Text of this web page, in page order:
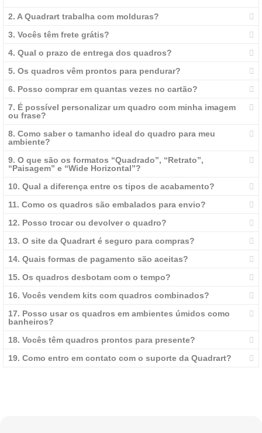
2. A Quadrart trabalha com molduras?
3. Vocês têm frete grátis?
4. Qual o prazo de entrega dos quadros?
5. Os quadros vêm prontos para pendurar?
6. Posso comprar em quantas vezes no cartão?
7. É possível personalizar um quadro com minha imagem
ou frase?
8. Como saber o tamanho ideal do quadro para meu
ambiente?
9. O que são os formatos “Quadrado”, “Retrato”,
“Paisagem” e “Wide Horizontal”?
10. Qual a diferença entre os tipos de acabamento?
11. Como os quadros são embalados para envio?
12. Posso trocar ou devolver o quadro?
13. O site da Quadrart é seguro para compras?
14. Quais formas de pagamento são aceitas?
15. Os quadros desbotam com o tempo?
16. Vocês vendem kits com quadros combinados?
17. Posso usar os quadros em ambientes úmidos como
banheiros?
18. Vocês têm quadros prontos para presente?
19. Como entro em contato com o suporte da Quadrart?